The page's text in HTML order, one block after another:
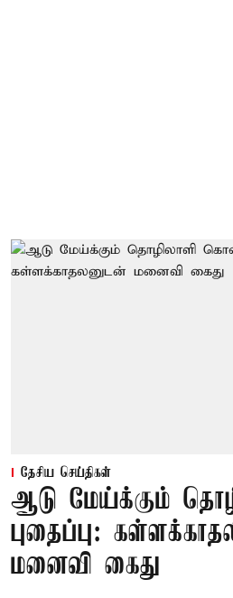
தேசிய செய்திகள்
ஆடு மேய்க்கும்
புதைப்பு:
மனைவி கைது